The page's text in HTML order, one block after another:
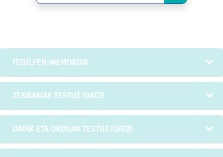
ITZULPEN-MEMORIAK
ZENBAKIAK TESTUZ IDATZI
DATAK ETA ORDUAK TESTUZ IDATZI